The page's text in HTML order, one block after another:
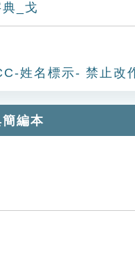
_戈
姓名標示- 禁止改
編本